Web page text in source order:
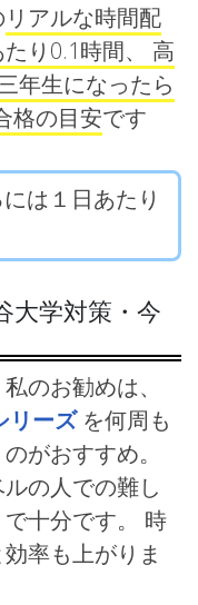
リアルな時間配
り0.1時間、 高
年生になったら
格の目安です
は１日あたり
大学対策・今
のお勧めは、
リーズを何周も
がおすすめ。
の人での難し
十分です。 時
率も上がりま